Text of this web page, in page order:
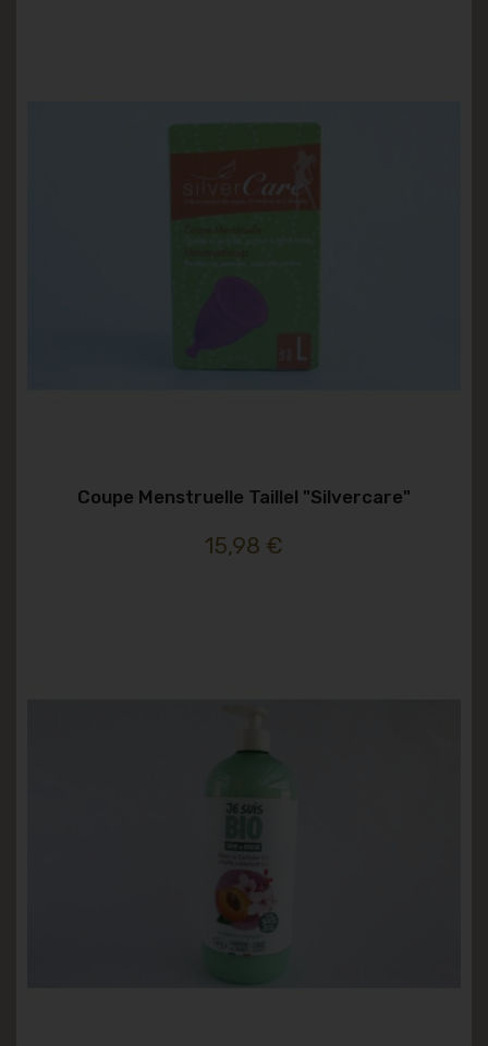
Coupe Menstruelle Taillel "silvercare"
15,98 €